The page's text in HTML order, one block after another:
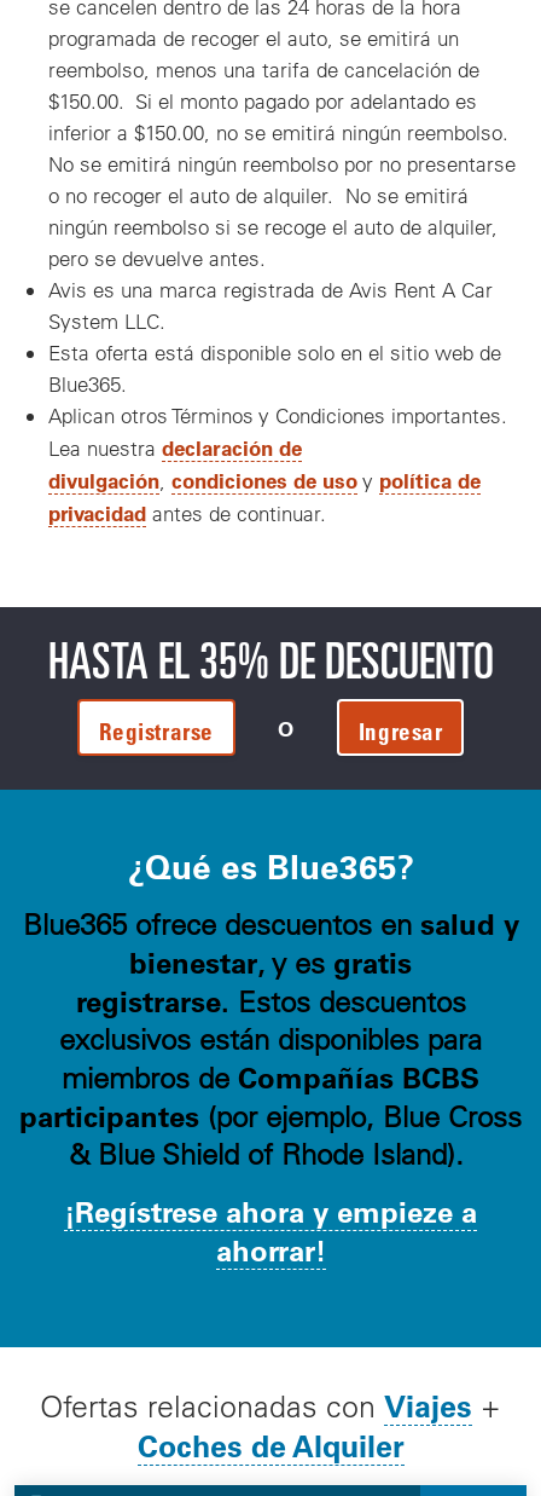
se cancelen dentro de las 24 horas de la hora
programada de recoger el auto, se emitirá un
reembolso, menos una tarifa de cancelación de
$150.00. Si el monto pagado por adelantado es
inferior a $150.00, no se emitirá ningún reembolso.
No se emitirá ningún reembolso por no presentarse
o no recoger el auto de alquiler. No se emitirá
ningún reembolso si se recoge el auto de alquiler,
pero se devuelve antes.
Avis es una marca registrada de Avis Rent A Car
System LLC.
Esta oferta está disponible solo en el sitio web de
Blue365.
Aplican otros Términos y Condiciones importantes.
Lea nuestra declaración de
divulgación, condiciones de usoy política de
privacidad antes de continuar.
HASTA EL 35% DE DESCUENTO
Registrarse O Ingresar
¿Qué es Blue365?
Blue365 ofrece descuentos en salud y
bienestar, y es gratis
registrarse. Estos descuentos
exclusivos están disponibles para
miembros de Compañías BCBS
participantes (por ejemplo, Blue Cross
& Blue Shield of Rhode Island).
¡Regístrese ahora y empieze a
ahorrar!
Ofertas relacionadas con Viajes +
Coches de Alquiler